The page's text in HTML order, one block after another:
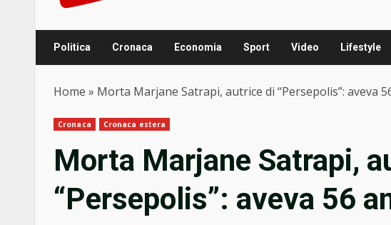
Politica Cronaca Economia Sport Video Lifestyle
Home » Morta Marjane Satrapi, autrice di “Persepolis”: aveva
Cronaca Cronaca estera
Morta Marjane Satrapi,
“Persepolis”: aveva 56